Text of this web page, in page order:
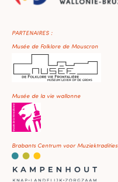
PARTENAIRES :
Musée de Folklore de Mouscron
Musée de la vie wallonne
Brabants Centrum voor Muziektradities